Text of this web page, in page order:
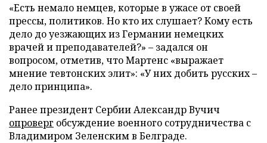
«Есть немало немцев, которые в ужасе от своей
прессы, политиков. Но кто их слушает? Кому есть
дело до уезжающих из Германии немецких
врачей и преподавателей?» – задался он
вопросом, отметив, что Мартенс «выражает
мнение тевтонских элит»: «У них добить русских –
дело принципа».
Ранее президент Сербии Александр Вучич
опроверг обсуждение военного сотрудничества с
Владимиром Зеленским в Белграде.